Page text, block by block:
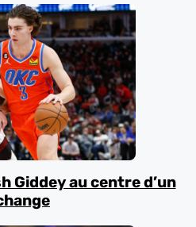
Giddey au centre d’un